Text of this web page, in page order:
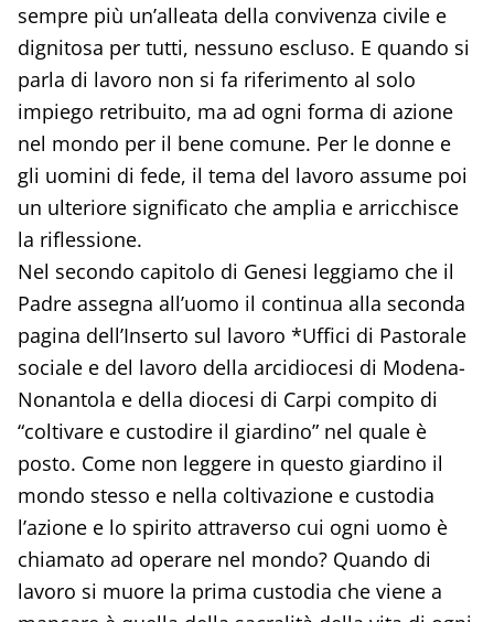
sempre più un’alleata della convivenza civile e
dignitosa per tutti, nessuno escluso. E quando si
parla di lavoro non si fa riferimento al solo
impiego retribuito, ma ad ogni forma di azione
nel mondo per il bene comune. Per le donne e
gli uomini di fede, il tema del lavoro assume poi
un ulteriore significato che amplia e arricchisce
la riflessione.
Nel secondo capitolo di Genesi leggiamo che il
Padre assegna all’uomo il continua alla seconda
pagina dell’Inserto sul lavoro *Uffici di Pastorale
sociale e del lavoro della arcidiocesi di Modena-
Nonantola e della diocesi di Carpi compito di
“coltivare e custodire il giardino” nel quale è
posto. Come non leggere in questo giardino il
mondo stesso e nella coltivazione e custodia
l’azione e lo spirito attraverso cui ogni uomo è
chiamato ad operare nel mondo? Quando di
lavoro si muore la prima custodia che viene a